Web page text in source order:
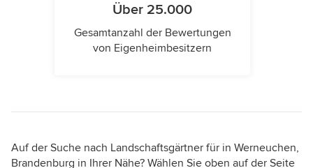
Über 25.000
Gesamtanzahl der Bewertungen
von Eigenheimbesitzern
Auf der Suche nach Landschaftsgärtner für in Werneuchen,
Brandenburg in Ihrer Nähe? Wählen Sie oben auf der Seite